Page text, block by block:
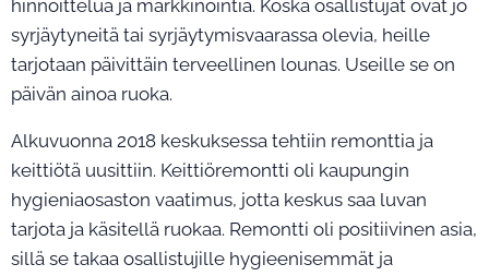
hinnoittelua ja markkinointia. Koska osallistujat ovat jo
syrjäytyneitä tai syrjäytymisvaarassa olevia, heille
tarjotaan päivittäin terveellinen lounas. Useille se on
päivän ainoa ruoka.
Alkuvuonna 2018 keskuksessa tehtiin remonttia ja
keittiötä uusittiin. Keittiöremontti oli kaupungin
hygieniaosaston vaatimus, jotta keskus saa luvan
tarjota ja käsitellä ruokaa. Remontti oli positiivinen asia,
sillä se takaa osallistujille hygieenisemmät ja